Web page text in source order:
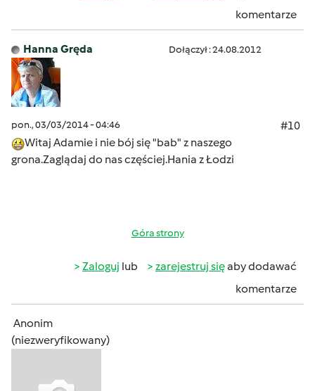
komentarze
Hanna Gręda Dołączył : 24.08.2012
pon., 03/03/2014 - 04:46
#10
Witaj Adamie i nie bój się "bab" z naszego
grona.Zaglądaj do nas częściej.Hania z Łodzi
Góra strony
Zaloguj lub zarejestruj sięaby dodawać
komentarze
Anonim
(niezweryfikowany)